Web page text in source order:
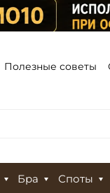
Полезные советы
Бра Споты